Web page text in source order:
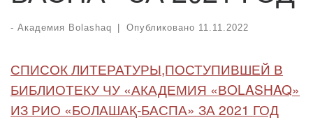
- Академия Bolashaq Опубликовано 11.11.2022
СПИСОК ЛИТЕРАТУРЫ,ПОСТУПИВШЕЙ В
БИБЛИОТЕКУ ЧУ «АКАДЕМИЯ «ВOLASHAQ»
ИЗ РИО «БОЛАШАҚ-БАСПА» ЗА 2021 ГОД